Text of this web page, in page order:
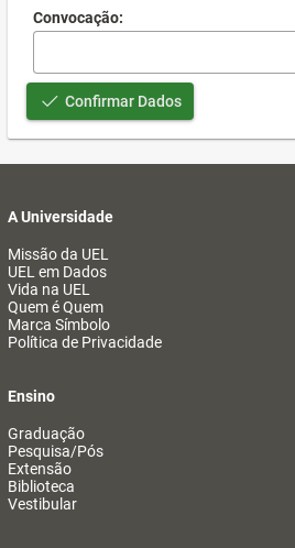
Convocação:
Confirmar Dados
A Universidade
Missão da UEL
UEL em Dados
Vida na UEL
Quem é Quem
Marca Símbolo
Política de Privacidade
Ensino
Graduação
Pesquisa/Pós
Extensão
Biblioteca
Vestibular